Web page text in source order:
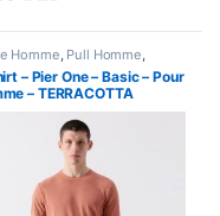
options peuvent être
a plusieurs
Homme, Pull Homme,
Homme
– Pier One – Basic – Pour
– TERRACOTTA